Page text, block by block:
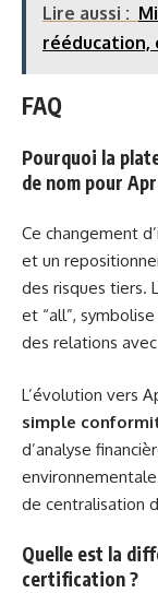
Lire aussi :
rééducation,
FAQ
Pourquoi la
de nom pour
Ce changement
et un
des risques tiers.
et “all”,
des relations
L’évolution vers
simple
d’analyse
de centralisation
Quelle est la
certification ?